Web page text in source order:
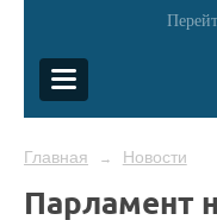
Главная → Новости
Парламент